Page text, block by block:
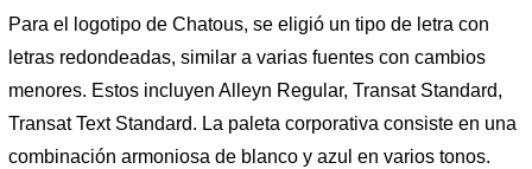
Para el logotipo de Chatous, se eligió un tipo de letra con
letras redondeadas, similar a varias fuentes con cambios
menores. Estos incluyen Alleyn Regular, Transat Standard,
Transat Text Standard. La paleta corporativa consiste en una
combinación armoniosa de blanco y azul en varios tonos.